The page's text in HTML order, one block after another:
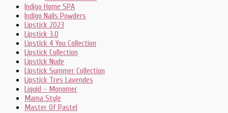
Indigo Home SPA
Indigo Nails Powders
Lipstick 2023
Lipstick 3.0
Lipstick 4 You Collection
Lipstick Collection
Lipstick Nude
Lipstick Summer Collection
Lipstick Tres Lavendes
Liquid - Monomer
Mama Style
Master Of Pastel